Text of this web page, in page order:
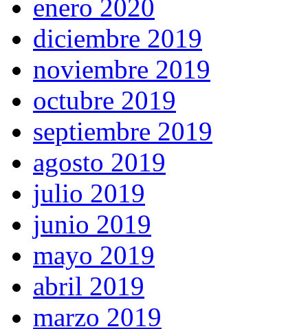
enero 2020
diciembre 2019
noviembre 2019
octubre 2019
septiembre 2019
agosto 2019
julio 2019
junio 2019
mayo 2019
abril 2019
marzo 2019